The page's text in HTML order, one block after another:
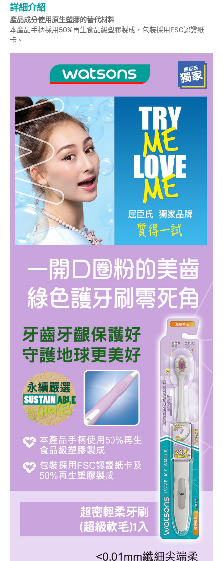
詳細介紹
產品成分使用原生塑膠的替代材料
本產品手柄採用50%再生食品級塑膠製成，包裝採用FSC認證紙
卡。